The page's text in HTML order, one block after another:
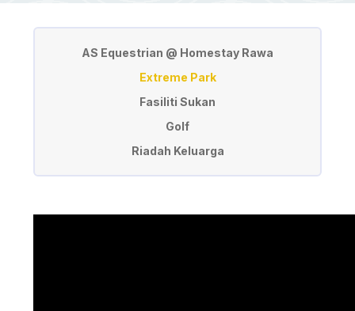
AS Equestrian @ Homestay Rawa
Extreme Park
Fasiliti Sukan
Golf
Riadah Keluarga